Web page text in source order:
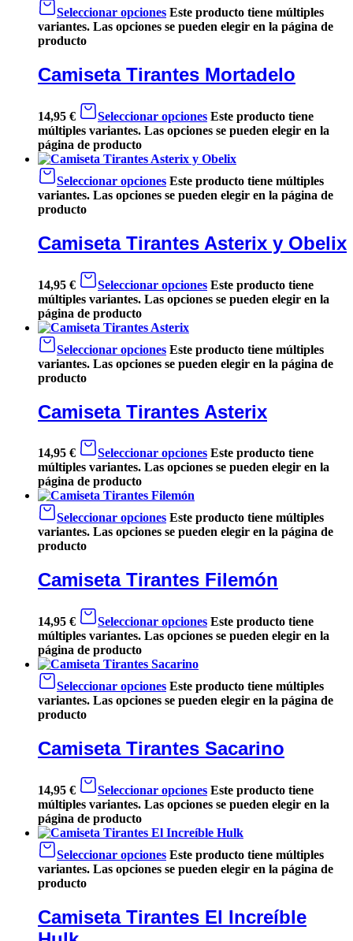
Seleccionar opciones Este producto tiene múltiples
variantes. Las opciones se pueden elegir en la página de
producto
Camiseta Tirantes Mortadelo
14,95 € Seleccionar opciones Este producto tiene
múltiples variantes. Las opciones se pueden elegir en la
página de producto
Seleccionar opciones Este producto tiene múltiples
variantes. Las opciones se pueden elegir en la página de
producto
Camiseta Tirantes Asterix y Obelix
14,95 € Seleccionar opciones Este producto tiene
múltiples variantes. Las opciones se pueden elegir en la
página de producto
Seleccionar opciones Este producto tiene múltiples
variantes. Las opciones se pueden elegir en la página de
producto
Camiseta Tirantes Asterix
14,95 € Seleccionar opciones Este producto tiene
múltiples variantes. Las opciones se pueden elegir en la
página de producto
Seleccionar opciones Este producto tiene múltiples
variantes. Las opciones se pueden elegir en la página de
producto
Camiseta Tirantes Filemón
14,95 € Seleccionar opciones Este producto tiene
múltiples variantes. Las opciones se pueden elegir en la
página de producto
Seleccionar opciones Este producto tiene múltiples
variantes. Las opciones se pueden elegir en la página de
producto
Camiseta Tirantes Sacarino
14,95 € Seleccionar opciones Este producto tiene
múltiples variantes. Las opciones se pueden elegir en la
página de producto
Seleccionar opciones Este producto tiene múltiples
variantes. Las opciones se pueden elegir en la página de
producto
Camiseta Tirantes El Increíble